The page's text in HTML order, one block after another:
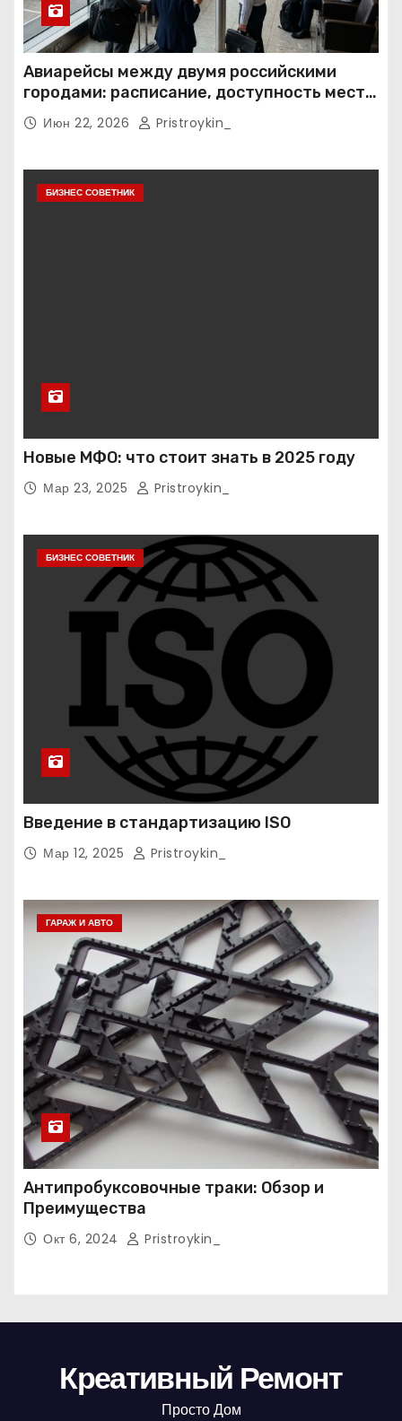
Авиарейсы между двумя российскими
городами: расписание, доступность мест и
тарифные условия
Июн 22, 2026 Pristroykin_
БИЗНЕС СОВЕТНИК
Новые МФО: что стоит знать в 2025 году
Мар 23, 2025 Pristroykin_
БИЗНЕС СОВЕТНИК
Введение в стандартизацию ISO
Мар 12, 2025 Pristroykin_
ГАРАЖ И АВТО
Антипробуксовочные траки: Обзор и
Преимущества
Окт 6, 2024 Pristroykin_
Креативный Ремонт
Просто Дом